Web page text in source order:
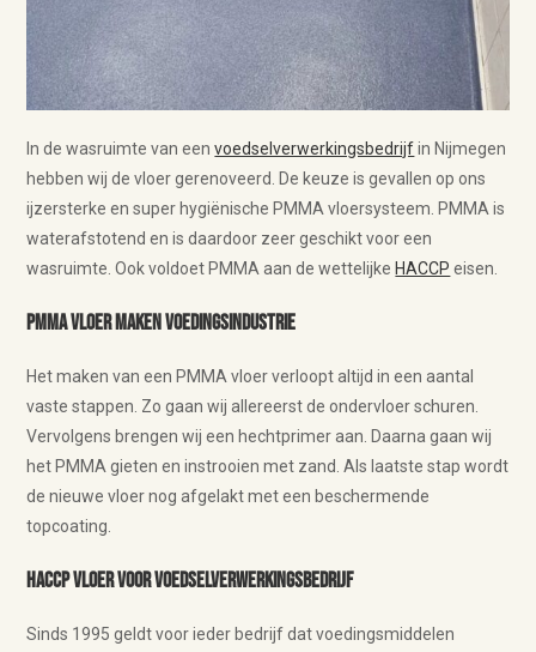
In de wasruimte van eenvoedselverwerkingsbedrijfin Nijmegen
hebben wij de vloer gerenoveerd. De keuze is gevallen op ons
ijzersterke en super hygiënische PMMA vloersysteem. PMMA is
waterafstotend en is daardoor zeer geschikt voor een
wasruimte. Ook voldoet PMMA aan de wettelijke HACCP eisen.
PMMA vloer maken voedingsindustrie
Het maken van een PMMA vloer verloopt altijd in een aantal
vaste stappen. Zo gaan wij allereerst de ondervloer schuren.
Vervolgens brengen wij een hechtprimer aan. Daarna gaan wij
het PMMA gieten en instrooien met zand. Als laatste stap wordt
de nieuwe vloer nog afgelakt met een beschermende
topcoating.
HACCP vloer voor voedselverwerkingsbedrijf
Sinds 1995 geldt voor ieder bedrijf dat voedingsmiddelen